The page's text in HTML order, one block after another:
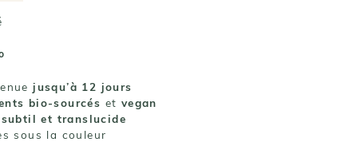
jusqu’à 12 jours
bio-sourcés et vegan
subtil et translucide
sous la couleur